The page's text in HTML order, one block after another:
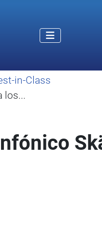
in-Class
los...